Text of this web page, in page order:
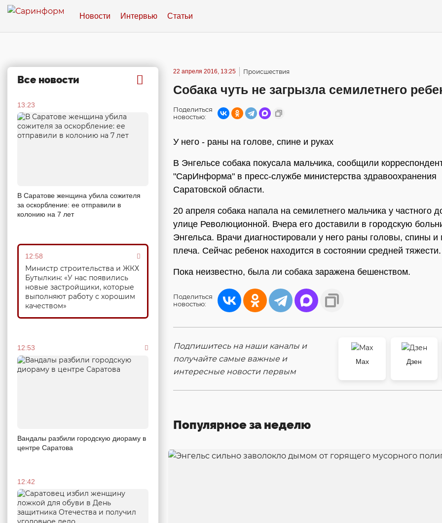
Новости Интервью Статьи
Все новости
13:23
В Саратове женщина убила сожителя
за оскорбление: ее отправили в
колонию на 7 лет
12:58
Министр строительства и ЖКХ
Бутылкин: «У нас появились
новые застройщики, которые
выполняют работу с хорошим
качеством»
12:53
Вандалы разбили городскую диораму в
центре Саратова
12:42
22 апреля 2016, 13:25 Происшествия
Собака чуть не загрызла семилетнего
Поделиться
новостью:
У него - раны на голове, спине и руках
В Энгельсе собака покусала мальчика, сообщили
"СарИнформа" в пресс-службе министерства здравоохранения
Саратовской области.
20 апреля собака напала на семилетнего мальчика у частного
улице Революционной. Вчера его доставили в городскую
Энгельса. Врачи диагностировали у него раны головы, спины и
плеча. Сейчас ребенок находится в состоянии средней тяжести.
Пока неизвестно, была ли собака заражена бешенством.
Поделиться
новостью:
Подпишитесь на наши каналы и
получайте самые важные и
интересные новости первым
Max
Дзен
Популярное за неделю